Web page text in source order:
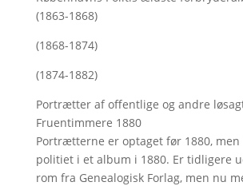
(1863-1868)
(1868-1874)
(1874-1882)
Portrætter af offentlige og andre
Fruentimmere 1880
Portrætterne er optaget før 1880, men
politiet i et album i 1880. Er tidligere
rom fra Genealogisk Forlag, men nu